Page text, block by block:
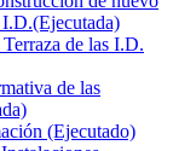
de las I.D.
de las
(Ejecutado)